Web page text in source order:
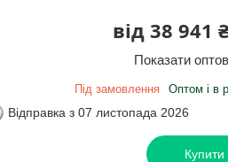
від 38 941
Показати
Під замовлення Оптом і в
Відправка з 07 листопада 2026
Купити